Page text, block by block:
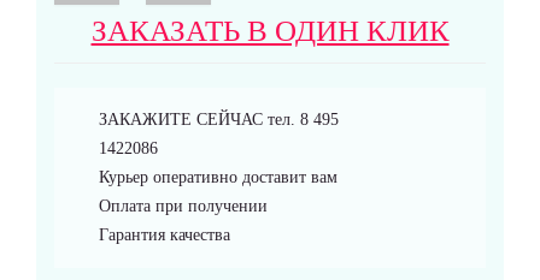
Браслеты
ЗАКАЗАТЬ В ОДИН КЛИК
ЗАКАЖИТЕ СЕЙЧАС тел. 8 495
1422086
Курьер оперативно доставит вам
Оплата при получении
Гарантия качества